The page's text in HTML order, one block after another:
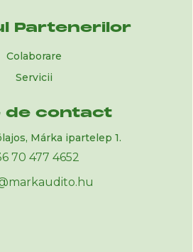
Partenerilor
Colaborare
Servicii
de contact
Márka ipartelep 1.
70 477 4652